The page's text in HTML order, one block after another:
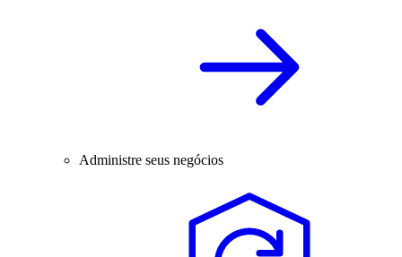
Administre seus negócios